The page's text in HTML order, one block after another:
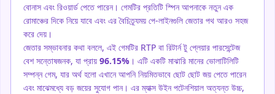
বোনাস এবং রিওয়ার্ড পেতে পারেন। গেমটির প্রতিটি স্পিন আপনাকে নতুন এক
রোমাঞ্চের দিকে নিয়ে যাবে এবং এর বৈচিত্র্যময় পে-লাইনগুলি জেতার পথ আরও সহজ
করে দেয়।
জেতার সম্ভাবনার কথা বললে, এই গেমটির RTP বা রিটার্ন টু প্লেয়ার পারসেন্টেজ
বেশ সন্তোষজনক, যা প্রায় 96.15% । এটি একটি মাঝারি মানের ভোলাটিলিটি
সম্পন্ন গেম, যার অর্থ হলো এখানে আপনি নিয়মিতভাবে ছোট ছোট জয় পেতে পারেন
এবং মাঝেমধ্যে বড় জয়ের সুযোগ পান। এর ম্যাক্স উইন পটেনশিয়াল অত্যন্ত উচ্চ,